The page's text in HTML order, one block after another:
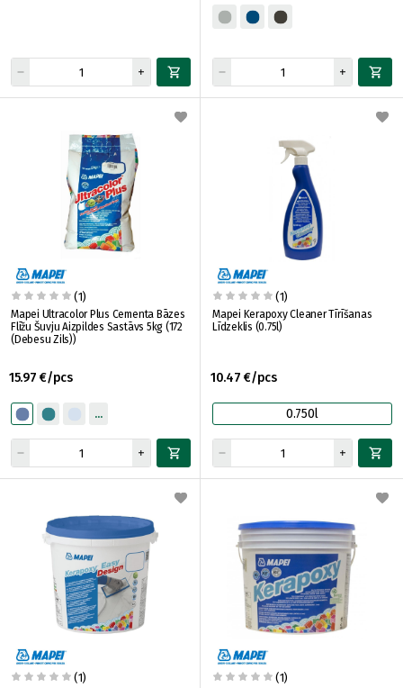
(1)
Mapei Ultracolor Plus Cementa Bāzes
Flīžu Šuvju Aizpildes Sastāvs 5kg (172
(Debesu Zils))
15.97 €/pcs
(1)
Mapei Kerapoxy Cleaner Tīrīšanas
Līdzeklis (0.75l)
10.47 €/pcs
0.750l
(1) (1)